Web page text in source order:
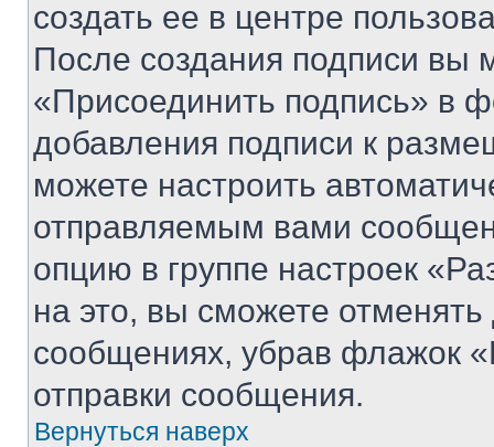
создать ее в центре
После создания подписи вы
«Присоединить подпись» в
добавления подписи к
можете настроить
отправляемым вами
опцию в группе настроек
на это, вы сможете
сообщениях, убрав флажок
отправки сообщения.
Вернуться наверх